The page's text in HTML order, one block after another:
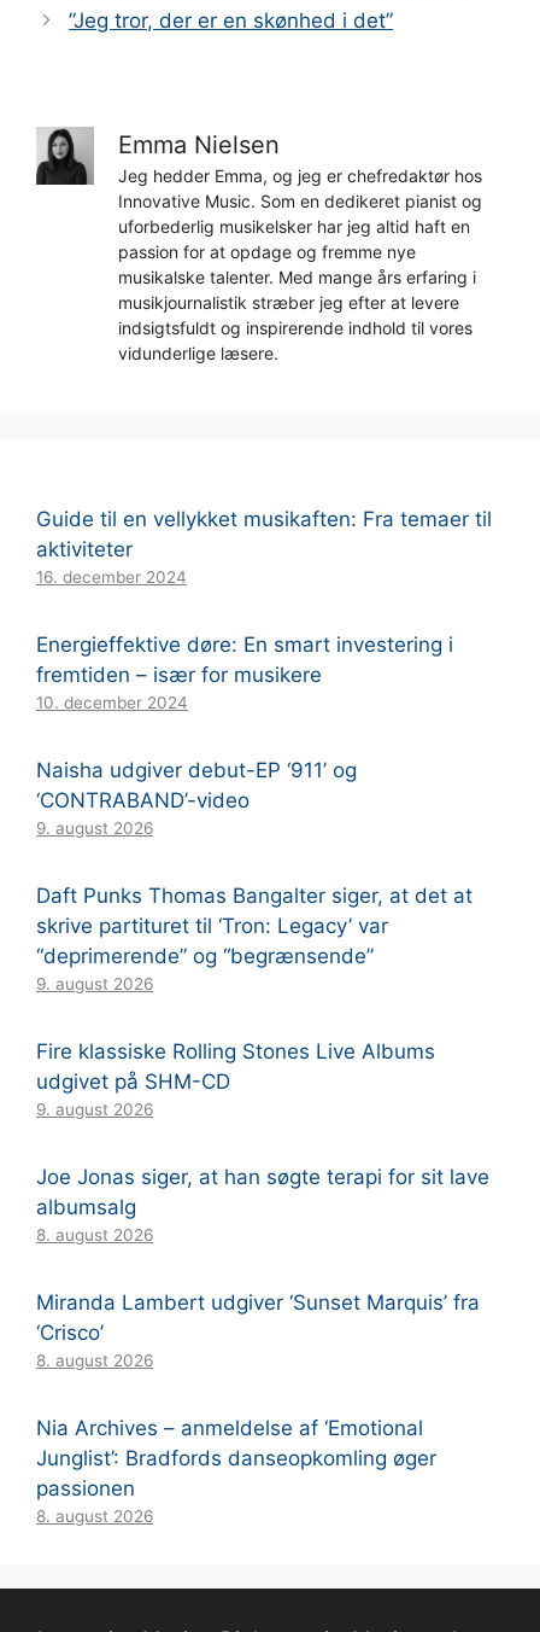
”Jeg tror, ​​der er en skønhed i det”
Emma Nielsen
Jeg hedder Emma, og jeg er chefredaktør hos
Innovative Music. Som en dedikeret pianist og
uforbederlig musikelsker har jeg altid haft en
passion for at opdage og fremme nye
musikalske talenter. Med mange års erfaring i
musikjournalistik stræber jeg efter at levere
indsigtsfuldt og inspirerende indhold til vores
vidunderlige læsere.
Guide til en vellykket musikaften: Fra temaer til
aktiviteter
16. december 2024
Energieffektive døre: En smart investering i
fremtiden – især for musikere
10. december 2024
Naisha udgiver debut-EP ‘911’ og
‘CONTRABAND’-video
9. august 2026
Daft Punks Thomas Bangalter siger, at det at
skrive partituret til ‘Tron: Legacy’ var
“deprimerende” og “begrænsende”
9. august 2026
Fire klassiske Rolling Stones Live Albums
udgivet på SHM-CD
9. august 2026
Joe Jonas siger, at han søgte terapi for sit lave
albumsalg
8. august 2026
Miranda Lambert udgiver ‘Sunset Marquis’ fra
‘Crisco’
8. august 2026
Nia Archives – anmeldelse af ‘Emotional
Junglist’: Bradfords danseopkomling øger
passionen
8. august 2026